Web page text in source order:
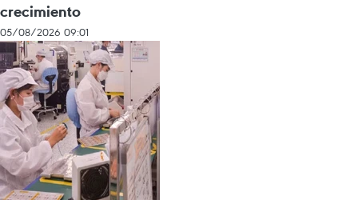
crecimiento
05/08/2026 09:01